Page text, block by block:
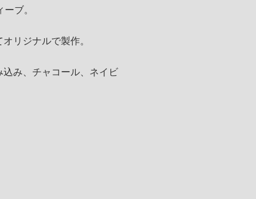
ブ。
リジナルで製作。
み、チャコール、ネイビ